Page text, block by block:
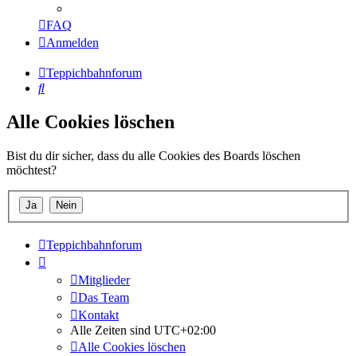
FAQ
Anmelden
Teppichbahnforum
Suche
Alle Cookies löschen
Bist du dir sicher, dass du alle Cookies des Boards löschen
möchtest?
Teppichbahnforum
Mitglieder
Das Team
Kontakt
Alle Zeiten sind UTC+02:00
Alle Cookies löschen